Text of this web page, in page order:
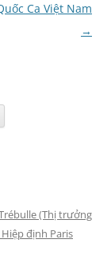
Ca Việt Nam
→
(Thị trưởng
định Paris